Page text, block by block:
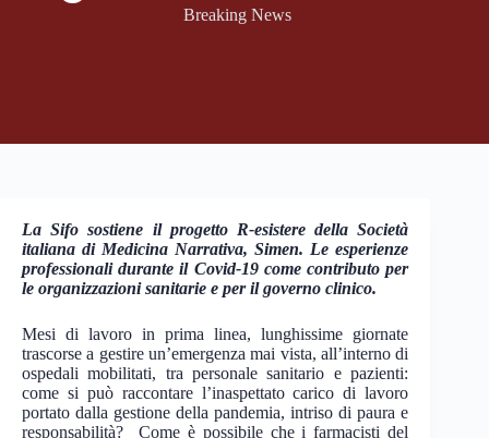
Breaking News
La Sifo sostiene il progetto R-esistere della Società
italiana di Medicina Narrativa, Simen. Le esperienze
professionali durante il Covid-19 come contributo per
le organizzazioni sanitarie e per il governo clinico.
Mesi di lavoro in prima linea, lunghissime giornate
trascorse a gestire un’emergenza mai vista, all’interno di
ospedali mobilitati, tra personale sanitario e pazienti:
come si può raccontare l’inaspettato carico di lavoro
portato dalla gestione della pandemia, intriso di paura e
responsabilità? Come è possibile che i farmacisti del